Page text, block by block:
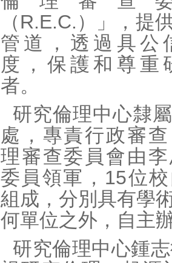
（R.E.C. ）」，提
管道，透過具公
度，保護和尊重
者。
研究倫理中心隸
處，專責行政審
理審查委員會由
委員領軍，15位
組成，分別具有學
何單位之外，自主
研究倫理中心鍾